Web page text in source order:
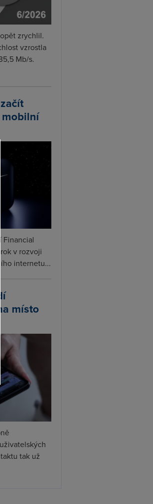
zrychlil.
vzrostla
Mb/s.
Financial
v rozvoji
internetu...
místo
tak už